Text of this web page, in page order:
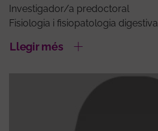
Investigador/a predoctoral
Fisiologia i fisiopatologia digestiva
Llegir més